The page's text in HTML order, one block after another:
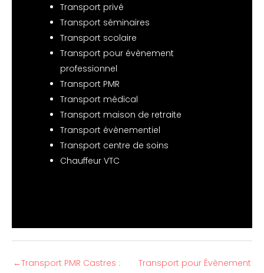
Transport privé
Transport séminaires
Transport scolaire
Transport pour évènement
professionnel
Transport PMR
Transport médical
Transport maison de retraite
Transport évènementiel
Transport centre de soins
Chauffeur VTC
←Transport PMR Castres :
Transport pour Évènement